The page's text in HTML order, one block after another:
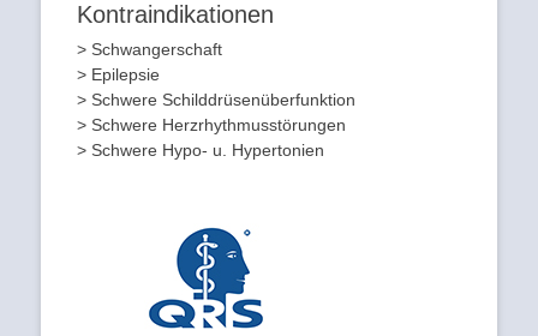
Kontraindikationen
> Schwangerschaft
> Epilepsie
> Schwere Schilddrüsenüberfunktion
> Schwere Herzrhythmusstörungen
> Schwere Hypo- u. Hypertonien